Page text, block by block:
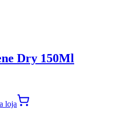
Dry 150Ml
a loja